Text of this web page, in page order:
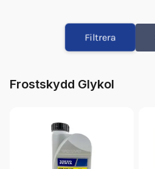
Glykol Volvo 5l Orange Konc
Olja Volvo 5w/40 5l 23211288
Fett 25gr Vp 828250
Impeller Vp (21951346)
Orb Fett Impeller
Filtrera
Frostskydd Glykol